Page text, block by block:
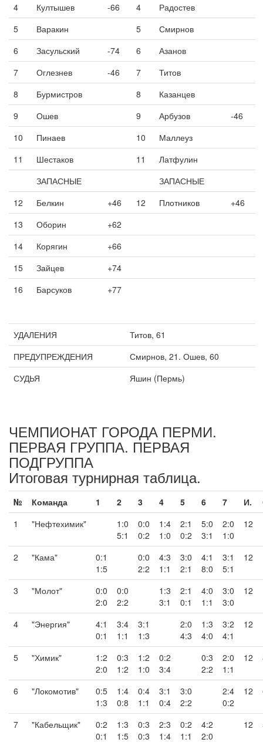
4
Култышев -66 4
Радостев
5
Варакин 5
Смирнов
6
Засульский -74 6
Азанов
7
Оглезнев -46 7
Титов
8
Бурмистров 8
Казанцев
9
Ошев 9 Арбузов
-46
10
Пинаев 10
Маллеуз
11
Шестаков 11
Латфулин
ЗАПАСНЫЕ
ЗАПАСНЫЕ
12
Белкин +46 12 Плотников
+46
13
Оборин
+62
14
Корягин
+66
15
Зайцев
+74
16
Барсуков +77
УДАЛЕНИЯ
Титов, 61
ПРЕДУПРЕЖДЕНИЯ
Смирнов, 21. Ошев, 60
СУДЬЯ
Яшин (Пермь)
ЧЕМПИОНАТ ГОРОДА ПЕРМИ.
ПЕРВАЯ ГРУППА. ПЕРВАЯ
ПОДГРУППА
Итоговая турнирная таблица.
№ Команда 1 2 3 4 5 6 7 И.
1
"Нефтехимик"
1:0
5:1
0:0
0:2
1:4
1:0
2:1
0:2
5:0
3:1
2:0
1:0
12
2 "Кама"
0:1
1:5
0:0
2:2
4:3
1:1
3:0
2:1
4:1
8:0
3:1
5:1
12
3 "Молот"
0:0
2:0
0:0
2:2
1:3
3:1
2:1
0:1
4:0
1:1
3:0
3:0
12
4 "Энергия"
4:1
0:1
3:4
1:1
3:1
1:3
2:0
4:3
1:3
4:0
3:2
4:1
12
5 "Химик"
1:2
2:0
0:3
1:2
1:2
1:0
0:2
3:4
0:3
2:2
2:0
1:1
12
6 "Локомотив"
0:5
1:3
1:4
0:8
0:4
1:1
3:1
0:4
3:0
2:2
2:4
0:2
12
7 "Кабельщик"
0:2
0:1
1:3
1:5
0:3
0:3
2:3
1:4
0:2
1:1
4:2
2:0
12